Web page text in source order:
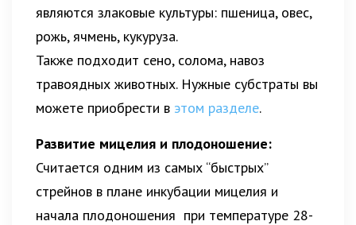
являются злаковые культуры: пшеница, овес,
рожь, ячмень, кукуруза.
Также подходит сено, солома, навоз
травоядных животных. Нужные субстраты вы
можете приобрести в этом разделе.
Развитие мицелия и плодоношение:
Считается одним из самых “быстрых”
стрейнов в плане инкубации мицелия и
начала плодоношения при температуре 28-